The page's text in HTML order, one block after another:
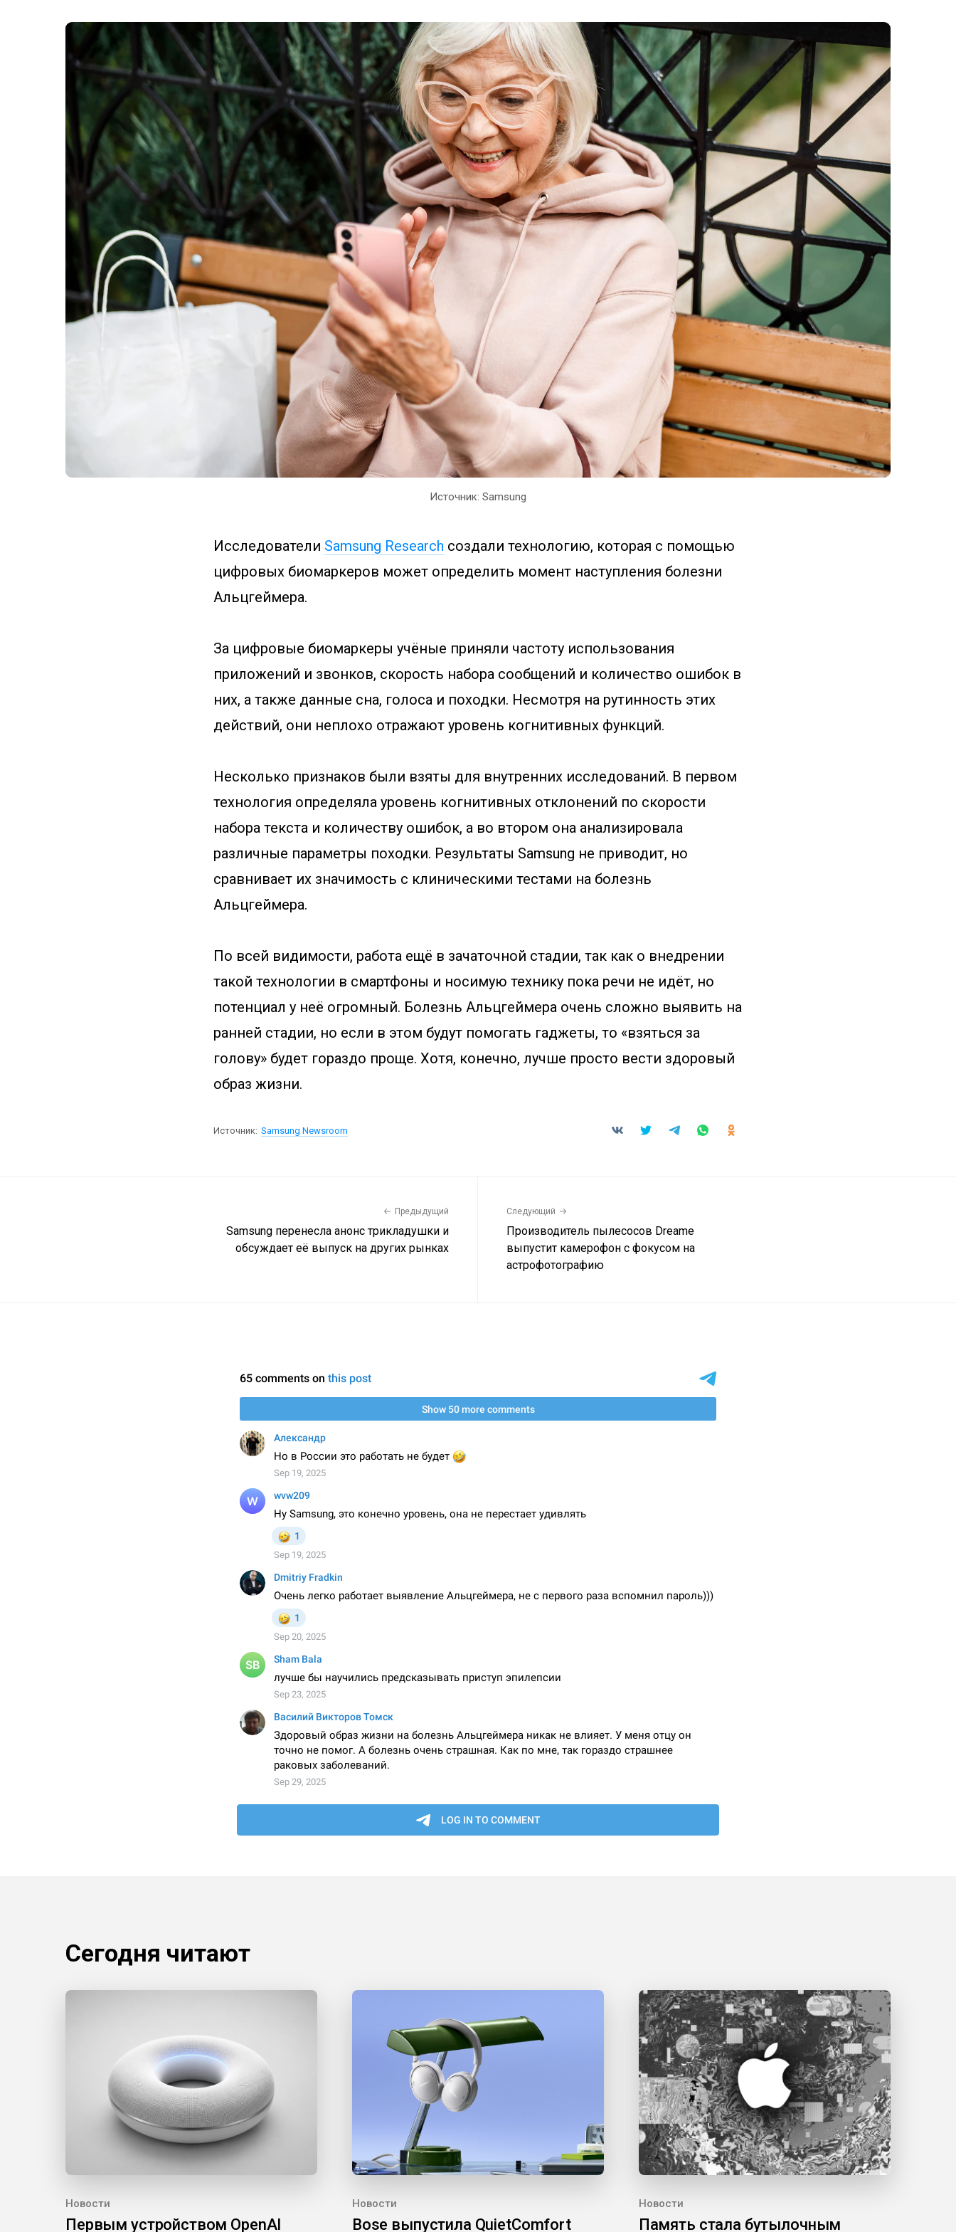
Источник: Samsung
Исследователи Samsung Research создали технологию, которая с помощью
цифровых биомаркеров может определить момент наступления болезни
Альцгеймера.
За цифровые биомаркеры учёные приняли частоту использования
приложений и звонков, скорость набора сообщений и количество ошибок в
них, а также данные сна, голоса и походки. Несмотря на рутинность этих
действий, они неплохо отражают уровень когнитивных функций.
Несколько признаков были взяты для внутренних исследований. В первом
технология определяла уровень когнитивных отклонений по скорости
набора текста и количеству ошибок, а во втором она анализировала
различные параметры походки. Результаты Samsung не приводит, но
сравнивает их значимость с клиническими тестами на болезнь
Альцгеймера.
По всей видимости, работа ещё в зачаточной стадии, так как о внедрении
такой технологии в смартфоны и носимую технику пока речи не идёт, но
потенциал у неё огромный. Болезнь Альцгеймера очень сложно выявить на
ранней стадии, но если в этом будут помогать гаджеты, то «взяться за
голову» будет гораздо проще. Хотя, конечно, лучше просто вести здоровый
образ жизни.
Источник: Samsung Newsroom
Предыдущий
Samsung перенесла анонс трикладушки и
обсуждает её выпуск на других рынках
Следующий
Производитель пылесосов Dreame
выпустит камерофон с фокусом на
астрофотографию
Сегодня читают
Новости
Первым устройством OpenAI
Новости
Bose выпустила QuietComfort
Новости
Память стала бутылочным